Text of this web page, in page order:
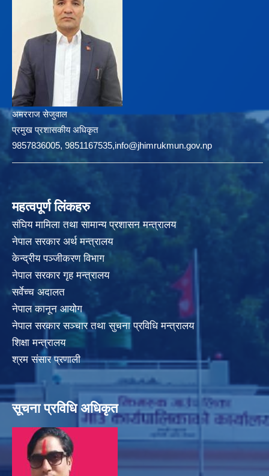
अमरराज सेजुवाल
प्रमुख प्रशासकीय अधिकृत
9857836005, 9851167535,info@jhimrukmun.gov.np
महत्वपूर्ण लिंकहरु
संघिय मामिला तथा सामान्य प्रशासन मन्त्रालय
नेपाल सरकार अर्थ मन्त्रालय
केन्द्रीय पञ्जीकरण विभाग
नेपाल सरकार गृह मन्त्रालय
सर्वेच्च अदालत
नेपाल कानून आयोग
नेपाल सरकार सञ्चार तथा सुचना प्रविधि मन्त्रालय
शिक्षा मन्त्रालय
श्रम संसार प्रणाली
सूचना प्रविधि अधिकृत